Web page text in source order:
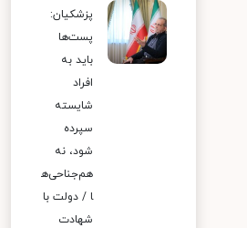
پزشکیان:
پست‌ها
باید به
افراد
شایسته
سپرده
شود، نه
هم‌جناحی‌ه
ا / دولت با
شهادت